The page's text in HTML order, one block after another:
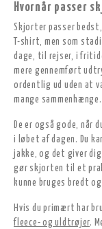
Hvornår passer
Skjorter passer
T-shirt, men som
dage, til rejser, i
mere gennemført
ordentlig ud uden at
mange sammenhænge.
De er også gode, når
i løbet af dagen. Du
jakke, og det giver
gør skjorten til et
kunne bruges bredt
Hvis du primært har
fleece- og uldtrøjer.